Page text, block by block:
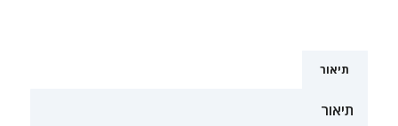
תיאור
תיאור